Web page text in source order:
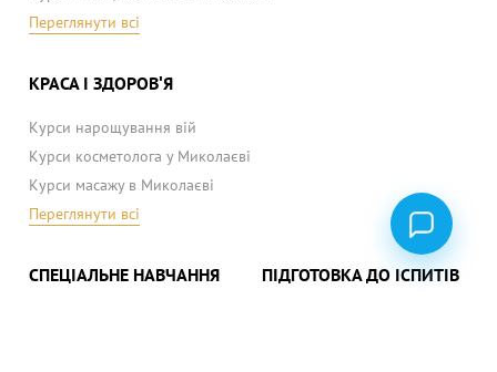
Переглянути всі
КРАСА І ЗДОРОВ'Я
Курси нарощування вій
Курси косметолога у Миколаєві
Курси масажу в Миколаєві
Переглянути всі
СПЕЦІАЛЬНЕ НАВЧАННЯ ПІДГОТОВКА ДО ІСПИТІВ